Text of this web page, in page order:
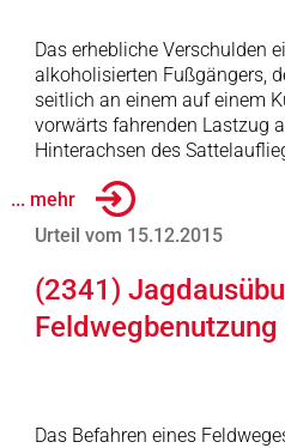
Das erhebliche Verschulden
alkoholisierten Fußgängers,
seitlich an einem auf einem
vorwärts fahrenden Lastzug
Hinterachsen des
... mehr
Urteil vom 15.12.2015
(2341)
Feldwegbenutzung
Das Befahren eines